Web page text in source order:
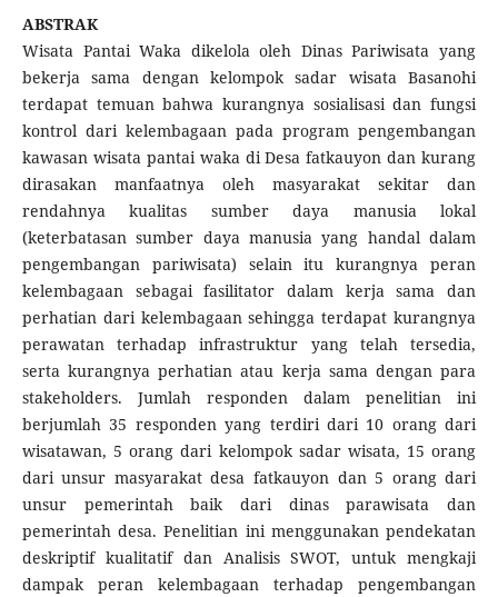
ABSTRAK
Wisata Pantai Waka dikelola oleh Dinas Pariwisata yang
bekerja sama dengan kelompok sadar wisata Basanohi
terdapat temuan bahwa kurangnya sosialisasi dan fungsi
kontrol dari kelembagaan pada program pengembangan
kawasan wisata pantai waka di Desa fatkauyon dan kurang
dirasakan manfaatnya oleh masyarakat sekitar dan
rendahnya kualitas sumber daya manusia lokal
(keterbatasan sumber daya manusia yang handal dalam
pengembangan pariwisata) selain itu kurangnya peran
kelembagaan sebagai fasilitator dalam kerja sama dan
perhatian dari kelembagaan sehingga terdapat kurangnya
perawatan terhadap infrastruktur yang telah tersedia,
serta kurangnya perhatian atau kerja sama dengan para
stakeholders. Jumlah responden dalam penelitian ini
berjumlah 35 responden yang terdiri dari 10 orang dari
wisatawan, 5 orang dari kelompok sadar wisata, 15 orang
dari unsur masyarakat desa fatkauyon dan 5 orang dari
unsur pemerintah baik dari dinas parawisata dan
pemerintah desa. Penelitian ini menggunakan pendekatan
deskriptif kualitatif dan Analisis SWOT, untuk mengkaji
dampak peran kelembagaan terhadap pengembangan